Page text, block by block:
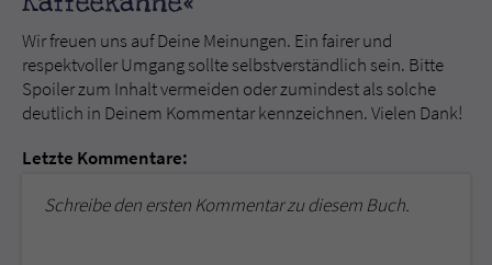
Wir freuen uns auf Deine Meinungen. Ein fairer und
respektvoller Umgang sollte selbstverständlich sein. Bitte
Spoiler zum Inhalt vermeiden oder zumindest als solche
deutlich in Deinem Kommentar kennzeichnen. Vielen Dank!
Letzte Kommentare:
Schreibe den ersten Kommentar zu diesem Buch.